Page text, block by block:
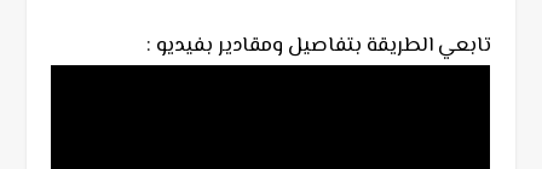
تابعي الطريقة بتفاصيل ومقادير بفيديو :